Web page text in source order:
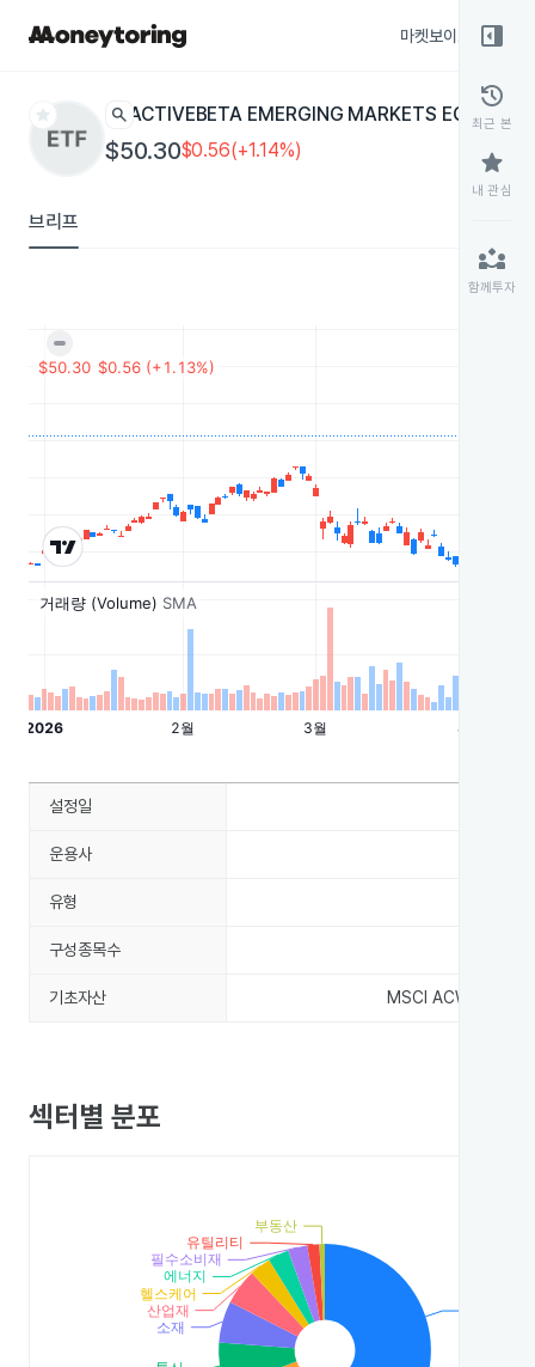
마켓보이스
star search ACTIVEBETA EMERGING MARKETS EQUITY
$50.30$0.56(+1.14%)
브리프
right_panel_open
history
최근 본
star
내 관심
partner_exchange
함께투자